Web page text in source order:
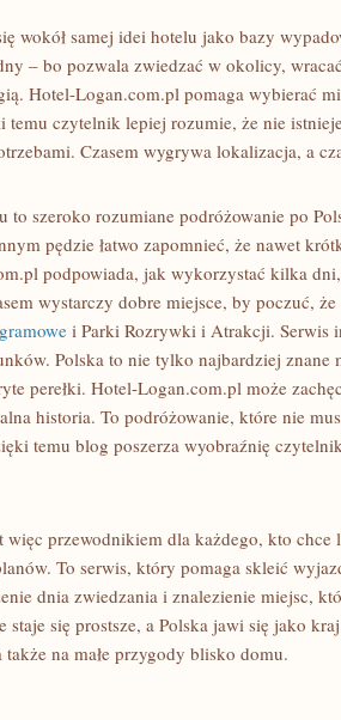
wokół samej idei hotelu jako bazy
– bo pozwala zwiedzać w okolicy,
Hotel-Logan.com.pl pomaga wybierać
temu czytelnik lepiej rozumie, że nie
Czasem wygrywa lokalizacja, a
to szeroko rozumiane podróżowanie po
pędzie łatwo zapomnieć, że nawet
podpowiada, jak wykorzystać kilka
wystarczy dobre miejsce, by poczuć,
i Parki Rozrywki i Atrakcji. Serwis
Polska to nie tylko najbardziej znane
perełki. Hotel-Logan.com.pl może
historia. To podróżowanie, które nie
temu blog poszerza wyobraźnię
przewodnikiem dla każdego, kto chce
To serwis, który pomaga skleić
dnia zwiedzania i znalezienie miejsc,
staje się prostsze, a Polska jawi się jako
na małe przygody blisko domu.